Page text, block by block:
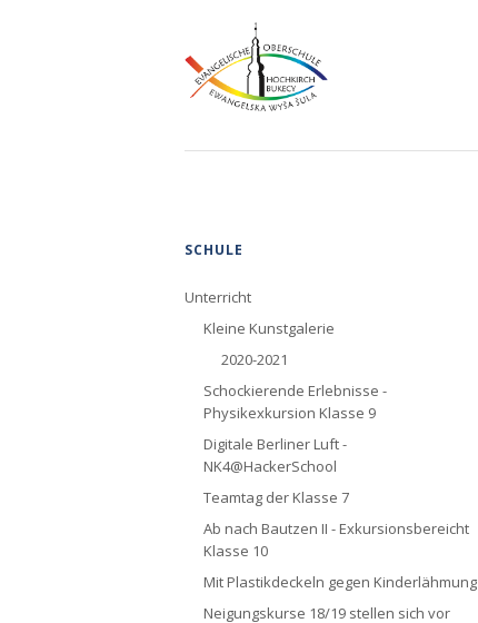
Navigation
SCHULE
Unterricht
Kleine Kunstgalerie
2020-2021
Schockierende Erlebnisse -
Physikexkursion Klasse 9
Digitale Berliner Luft -
NK4@HackerSchool
Teamtag der Klasse 7
Ab nach Bautzen II - Exkursionsbereicht
Klasse 10
Mit Plastikdeckeln gegen Kinderlähmung
Neigungskurse 18/19 stellen sich vor